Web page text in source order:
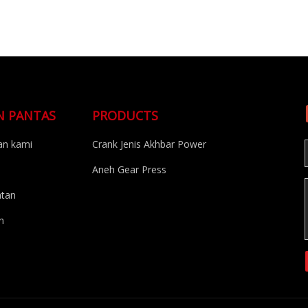
PANTAS
kami
PRODUCTS
Crank Jenis Akhbar Power
Aneh Gear Press